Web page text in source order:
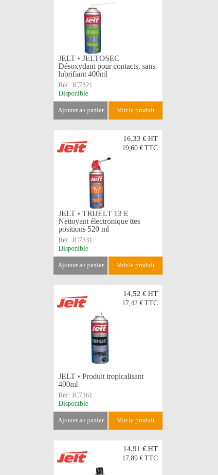
JELT • JELTOSEC
Désoxydant pour contacts, sans
lubrifiant 400ml
Réf: JC7321
Disponible
ajouter au panier voir le produit
16,33 €HT
19,60 € TTC
JELT • TRIJELT 13 E
Nettoyant électronique ttes
positions 520 ml
Réf: JC7331
Disponible
ajouter au panier voir le produit
14,52 €HT
17,42 € TTC
JELT • Produit tropicalisant
400ml
Réf: JC7361
Disponible
ajouter au panier voir le produit
14,91 €HT
17,89 € TTC